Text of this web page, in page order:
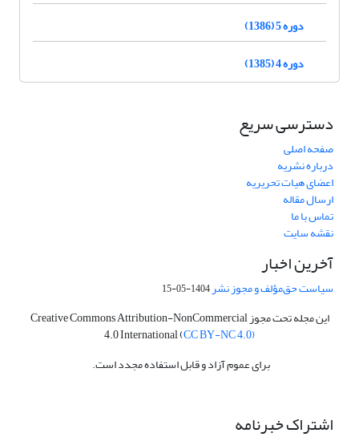
دوره 5 (1386)
دوره 4 (1385)
دسترسی سریع
صفحه اصلی
درباره نشریه
اعضای هیات تحریریه
ارسال مقاله
تماس با ما
نقشه سایت
آخرین اخبار
سیاست حق‌مؤلف و مجوز نشر1404-05-15
این مجله تحت مجوز Creative Commons Attribution-NonCommercial
4.0 International (CC BY-NC 4.0)
برای عموم آزاد و قابل استفاده مجدد است.
اشتراک خبرنامه